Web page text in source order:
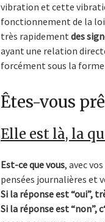
vibration et cette
fonctionnement de la
très rapidementdes
ayant une relation
forcément sous la forme
Êtes-vous
Elle est là, la
Est-ce que vous, avec
pensées journalières et
Si la réponse est “oui”,
Si la réponse est “non”, c